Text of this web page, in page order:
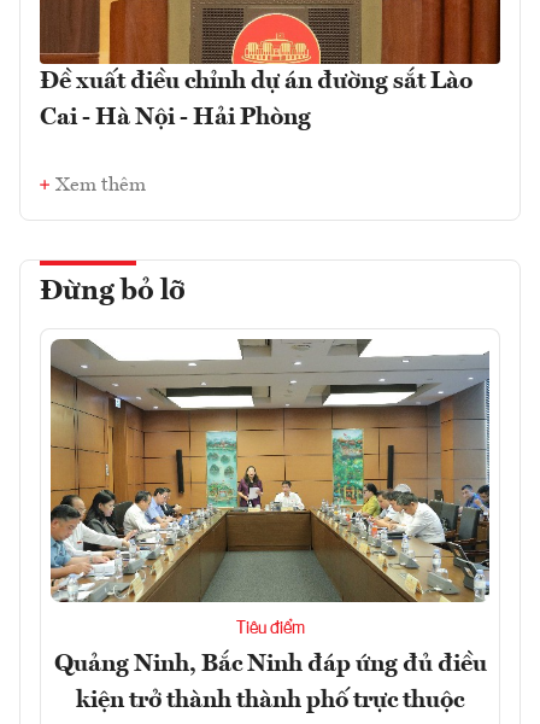
Đề xuất điều chỉnh dự án đường sắt Lào
Cai - Hà Nội - Hải Phòng
Xem thêm
Đừng bỏ lỡ
Tiêu điểm
Quảng Ninh, Bắc Ninh đáp ứng đủ điều
kiện trở thành thành phố trực thuộc